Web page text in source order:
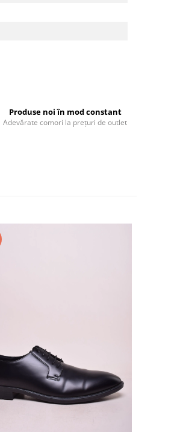
Produse noi în mod constant
Adevărate comori la prețuri de outlet